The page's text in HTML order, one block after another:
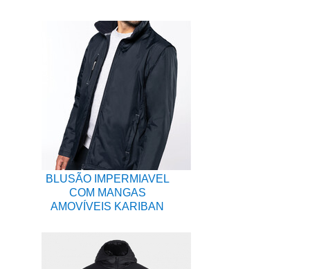
BLUSÃO IMPERMIAVEL
COM MANGAS
AMOVÍVEIS KARIBAN